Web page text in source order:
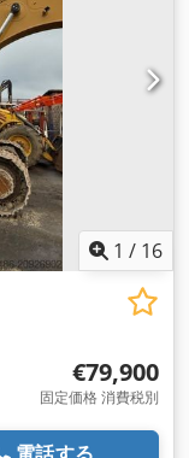
1 / 16
€79,900
固定価格 消費税別